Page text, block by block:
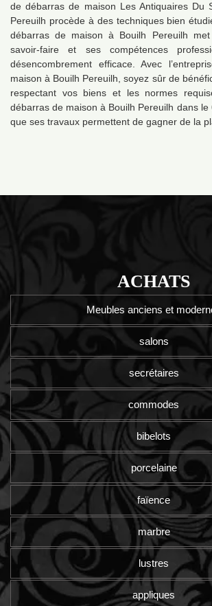
de débarras de maison Les Antiquaires Du
Pereuilh procède à des techniques bien
débarras de maison à Bouilh Pereuilh
savoir-faire et ses compétences
désencombrement efficace. Avec
maison à Bouilh Pereuilh, soyez sûr de
respectant vos biens et les normes
débarras de maison à Bouilh Pereuilh dans
que ses travaux permettent de gagner de la
ACHATS
Meubles anciens et
salons
secrétaires
commodes
bibelots
porcelaine
faïence
marbre
lustres
appliques